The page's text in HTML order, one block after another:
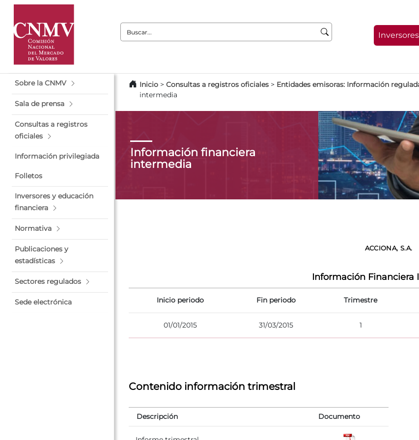
Buscar:
Inversores
Sobre la CNMV
Sala de prensa
Consultas a registros
oficiales
Información privilegiada
Folletos
Inversores y educación
financiera
Normativa
Publicaciones y
estadísticas
Sectores regulados
Sede electrónica
Inicio > Consultas a registros oficiales > Entidades emisoras: Información
intermedia
Información financiera
intermedia
ACCIONA, S.A.
Información Financiera
Inicio periodo Fin periodo Trimestre
01/01/2015 31/03/2015 1
Contenido información trimestral
Descripción Documento